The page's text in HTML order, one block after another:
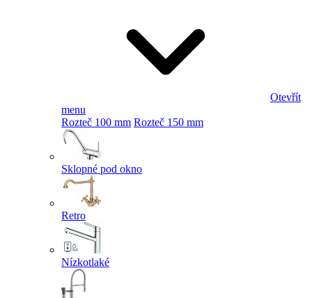
Otevřít
menu
Rozteč 100 mm Rozteč 150 mm
Sklopné pod okno
Retro
Nízkotlaké